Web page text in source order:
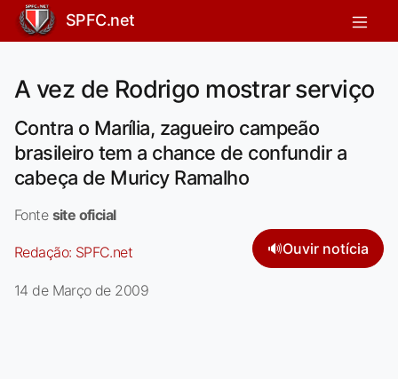
SPFC.net
A vez de Rodrigo mostrar serviço
Contra o Marília, zagueiro campeão
brasileiro tem a chance de confundir a
cabeça de Muricy Ramalho
Fonte site oficial
Redação: SPFC.net 🔊Ouvir notícia
14 de Março de 2009